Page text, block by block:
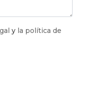
y la política de